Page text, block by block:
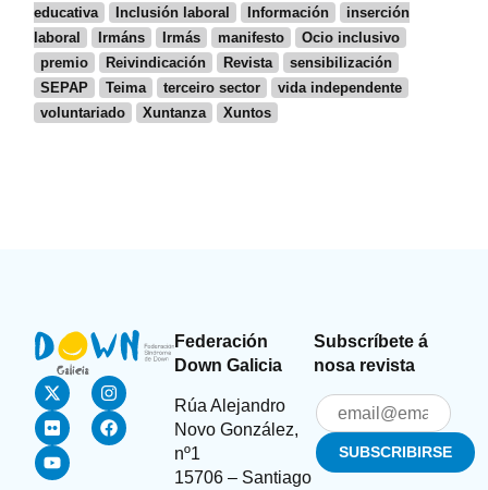
educativa
Inclusión laboral Información
inserción
laboral
Irmáns Irmás manifesto
Ocio inclusivo
premio
Reivindicación Revista
sensibilización
SEPAP
Teima terceiro sector
vida independente
voluntariado
Xuntanza Xuntos
Federación
Down Galicia
Rúa Alejandro
Novo González,
nº1
15706 – Santiago
Subscríbete á
nosa revista